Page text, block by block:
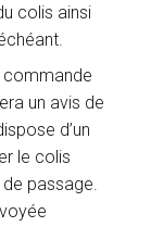
colis ainsi
commande
un avis de
d’un
le colis
de passage.